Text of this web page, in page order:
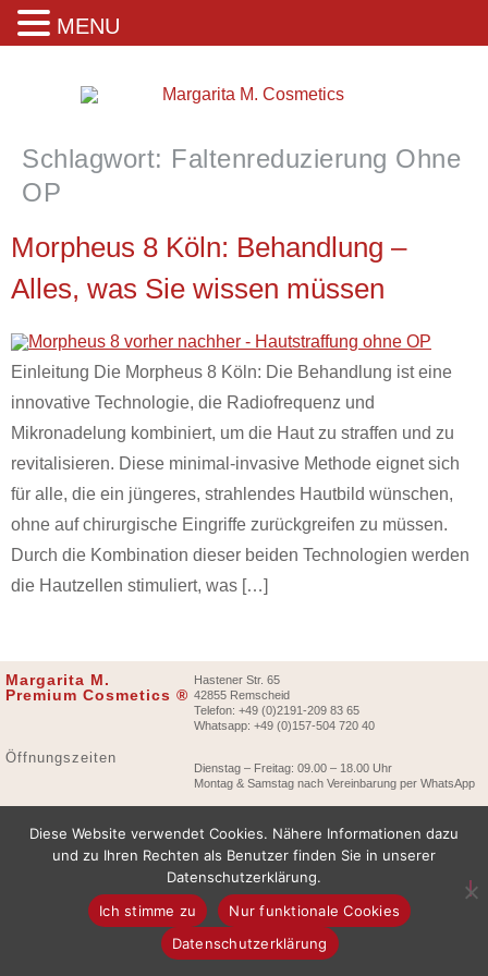
Schlagwort: Faltenreduzierung Ohne
OP
Morpheus 8 Köln: Behandlung –
Alles, was Sie wissen müssen
Einleitung Die Morpheus 8 Köln: Die Behandlung ist eine
innovative Technologie, die Radiofrequenz und
Mikronadelung kombiniert, um die Haut zu straffen und zu
revitalisieren. Diese minimal-invasive Methode eignet sich
für alle, die ein jüngeres, strahlendes Hautbild wünschen,
ohne auf chirurgische Eingriffe zurückgreifen zu müssen.
Durch die Kombination dieser beiden Technologien werden
die Hautzellen stimuliert, was […]
Margarita M.
Premium Cosmetics ®
Öffnungszeiten
Hastener Str. 65
42855 Remscheid
Telefon: +49 (0)2191-209 83 65
Whatsapp: +49 (0)157-504 720 40
Dienstag – Freitag: 09.00 – 18.00 Uhr
Montag & Samstag nach Vereinbarung per WhatsApp
MENU
Diese Website verwendet Cookies. Nähere Informationen dazu
und zu Ihren Rechten als Benutzer finden Sie in unserer
Datenschutzerklärung.
Ich stimme zu
Nur funktionale Cookies
Datenschutzerklärung